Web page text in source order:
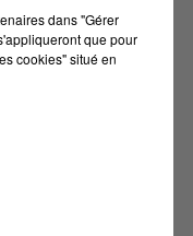
dans "Gérer
que pour
cookies" situé en